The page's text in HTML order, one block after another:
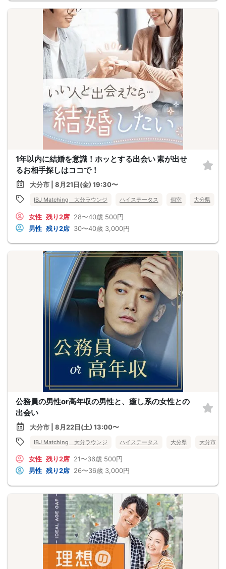
1年以内に結婚を意識！ホッとする出会い 素が出せ
るお相手探しはココで！
大分市 | 8月21日(金) 19:30〜
IBJ Matching 大分ラウンジ ハイステータス 個室 大分県
女性 残り2席 28〜40歳 500円
男性 残り2席 30〜40歳 3,000円
公務員の男性or高年収の男性と、癒し系の女性との
出会い
大分市 | 8月22日(土) 13:00〜
IBJ Matching 大分ラウンジ ハイステータス 大分県 大分市
女性 残り2席 21〜36歳 500円
男性 残り2席 26〜36歳 3,000円